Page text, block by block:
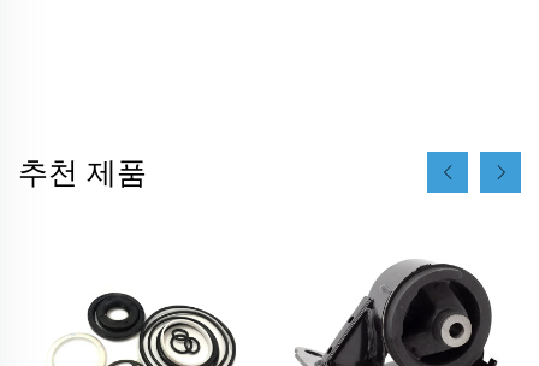
추천 제품